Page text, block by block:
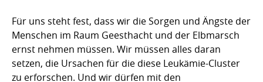
Für uns steht fest, dass wir die Sorgen und Ängste der
Menschen im Raum Geesthacht und der Elbmarsch
ernst nehmen müssen. Wir müssen alles daran
setzen, die Ursachen für die diese Leukämie-Cluster
zu erforschen. Und wir dürfen mit den